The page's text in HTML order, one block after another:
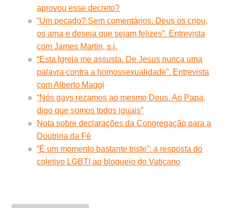
aprovou esse decreto?
“Um pecado? Sem comentários. Deus os criou,
os ama e deseja que sejam felizes”. Entrevista
com James Martin, s.j.
“Esta Igreja me assusta. De Jesus nunca uma
palavra contra a homossexualidade”. Entrevista
com Alberto Maggi
“Nós gays rezamos ao mesmo Deus. Ao Papa,
digo que somos todos iguais”
Nota sobre declarações da Congregação para a
Doutrina da Fé
“É um momento bastante triste”: a resposta do
coletivo LGBTI ao bloqueio do Vaticano